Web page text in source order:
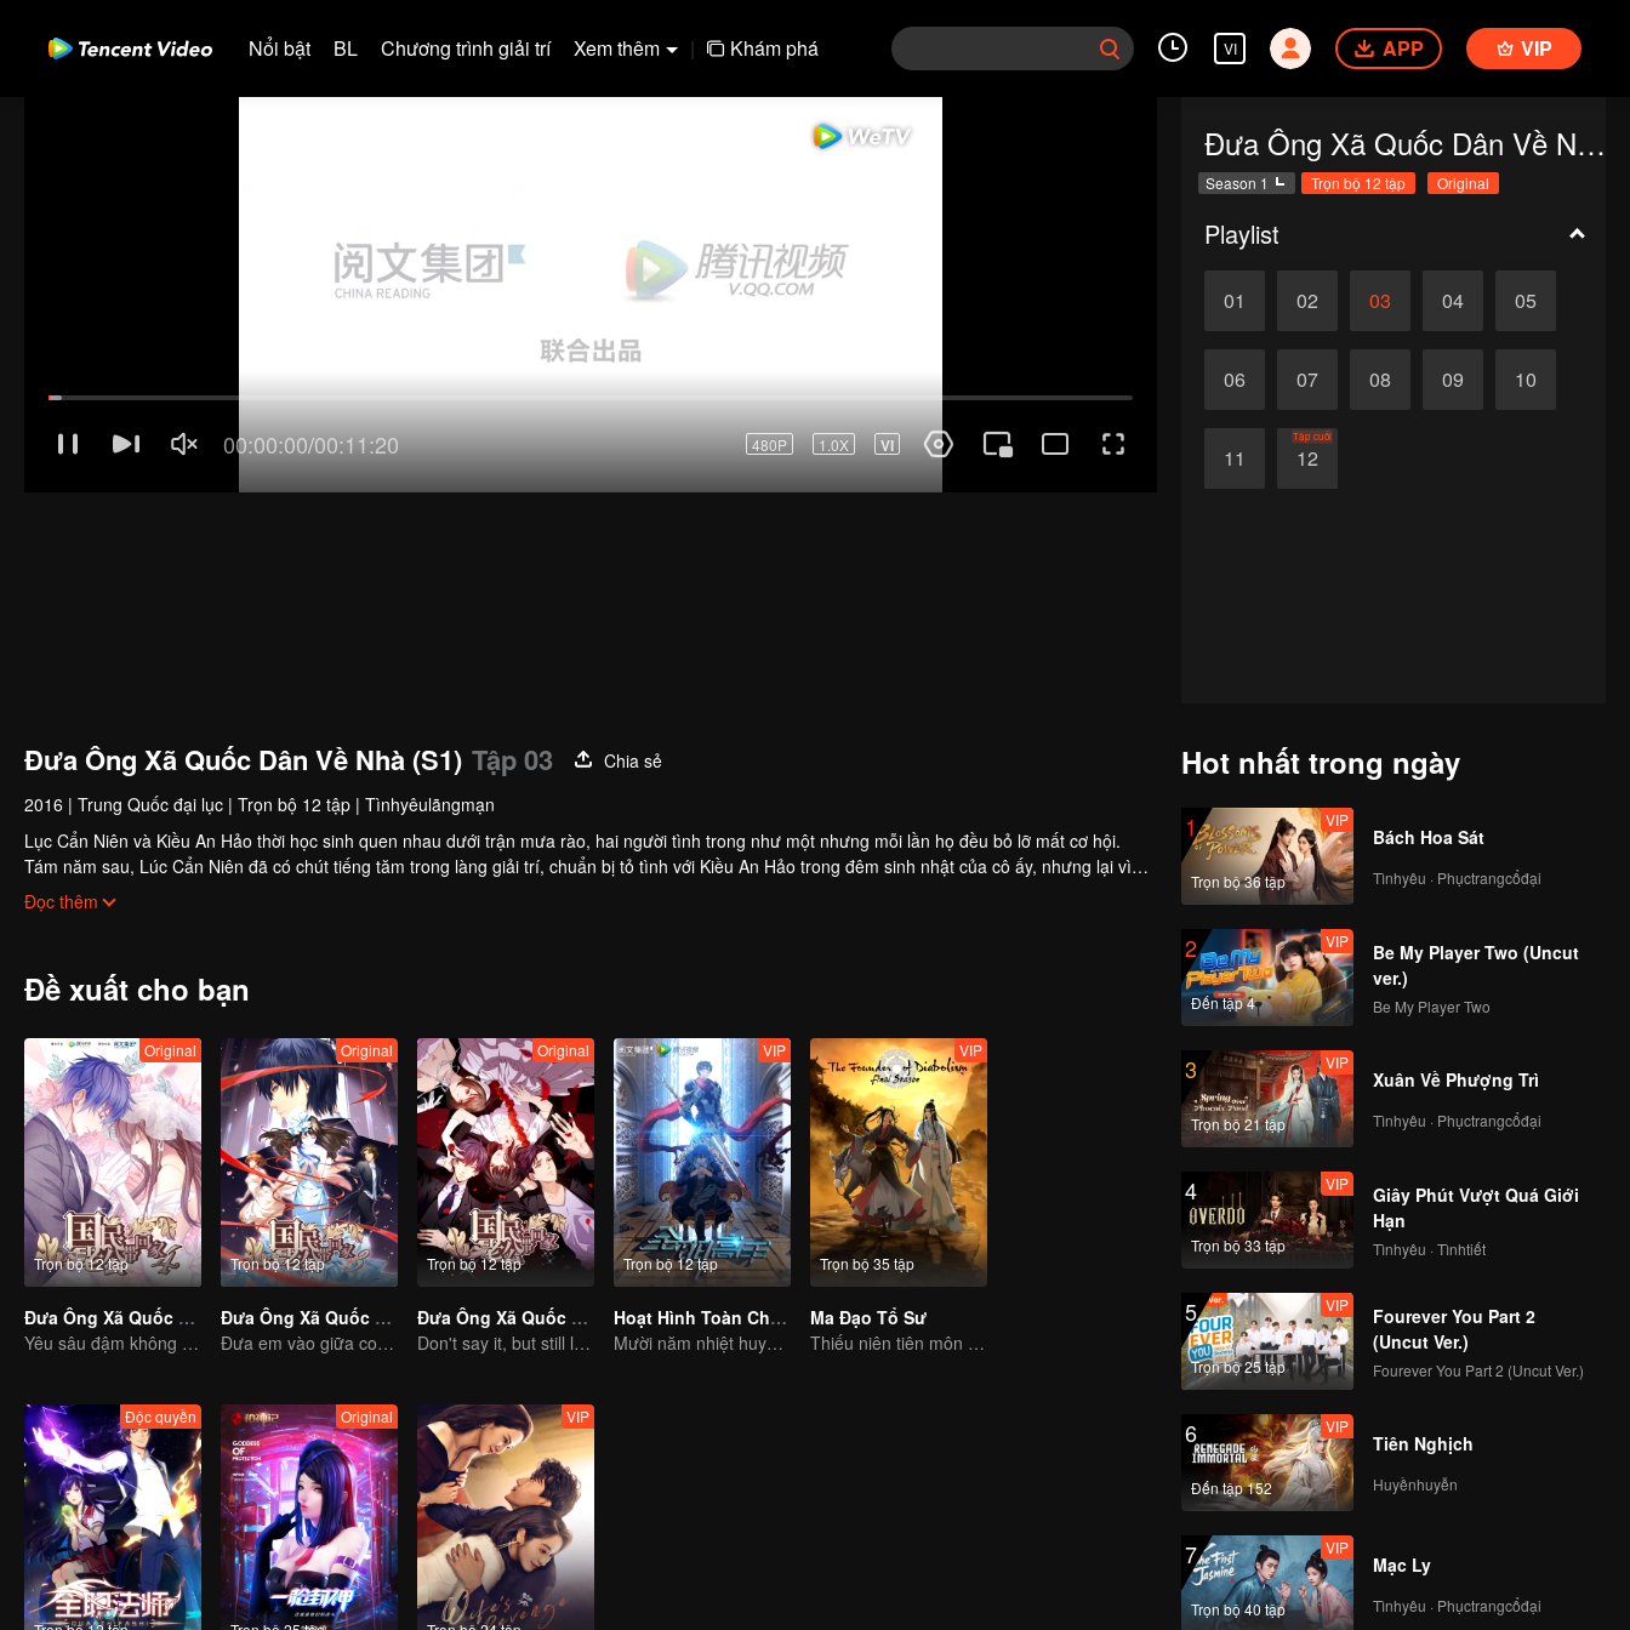
Nổi bật BL Chương trình giải trí Xem thêm | Khám phá VI APP VIP
Đưa Ông Xã Quốc Dân Về Nhà (S1)
Season 1 Trọn bộ 12 tập Original
Playlist
01 02 03 04 05
06 07 08 09 10
11 12
Tập cuối
Đưa Ông Xã Quốc Dân Về Nhà (S1) Tập 03
Chia sẻ
2016 | Trung Quốc đại lục | Trọn bộ 12 tập | Tìnhyêulãngmạn
Lục Cẩn Niên và Kiều An Hảo thời học sinh quen nhau dưới trận mưa rào, hai người tình trong như một nhưng mỗi lần họ đều bỏ lỡ mất cơ hội.
Tám năm sau, Lúc Cẩn Niên đã có chút tiếng tăm trong làng giải trí, chuẩn bị tỏ tình với Kiều An Hảo trong đêm sinh nhật của cô ấy, nhưng lại vì
hiểu lầm mà thất bại. Tình cảm của hai người vì hiểu lầm hết lần này đến lần khác, cộng thêm khoảng cách do sự ngăn cản của người xung quanh,
cho đến ngày Kiều An Hảo biết được sự thật....
Đọc thêm
Đề xuất cho bạn
Trọn bộ 12 tập
Original
Đưa Ông Xã Quốc Dân Về Nhà (S4)
Yêu sâu đậm không cần nói nhiều
Trọn bộ 12 tập
Original
Đưa Ông Xã Quốc Dân Về Nhà (S3)
Đưa em vào giữa con tim anh
Trọn bộ 12 tập
Original
Đưa Ông Xã Quốc Dân Về Nhà (S2)
Don't say it, but still love you
Trọn bộ 12 tập
VIP
Hoạt Hình Toàn Chức Cao Thủ
Mười năm nhiệt huyết viết nên huy hoàng của game thể thao điện tử
Trọn bộ 35 tập
VIP
Ma Đạo Tổ Sư
Thiếu niên tiên môn trừ hại xua đuổi ta ma cho người dân
Độc quyền Original VIP
Hot nhất trong ngày
1
Trọn bộ 36 tập
VIP
Bách Hoa Sát
Tìnhyêu · Phụctrangcổđại
2
Đến tập 4
VIP
Be My Player Two (Uncut
ver.)
Be My Player Two
3
Trọn bộ 21 tập
VIP
Xuân Về Phượng Trì
Tìnhyêu · Phụctrangcổđại
4
Trọn bộ 33 tập
VIP
Giây Phút Vượt Quá Giới
Hạn
Tìnhyêu · Tìnhtiết
5
Trọn bộ 25 tập
VIP
Fourever You Part 2
(Uncut Ver.)
Fourever You Part 2 (Uncut Ver.)
6
Đến tập 152
VIP
Tiên Nghịch
Huyềnhuyễn
7
Trọn bộ 40 tập
VIP
Mạc Ly
Tìnhyêu · Phụctrangcổđại